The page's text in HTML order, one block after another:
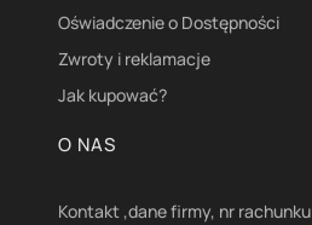
Oświadczenie o Dostępności
Zwroty i reklamacje
Jak kupować?
O NAS
Kontakt ,dane firmy, nr rachunku